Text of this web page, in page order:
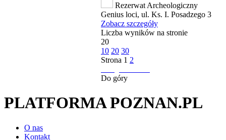
Rezerwat Archeologiczny
Genius loci, ul. Ks. I. Posadzego 3
Zobacz szczegóły
Liczba wyników na stronie
20
10 20 30
Strona 1 2
Do góry
PLATFORMA POZNAN.PL
O nas
Kontakt